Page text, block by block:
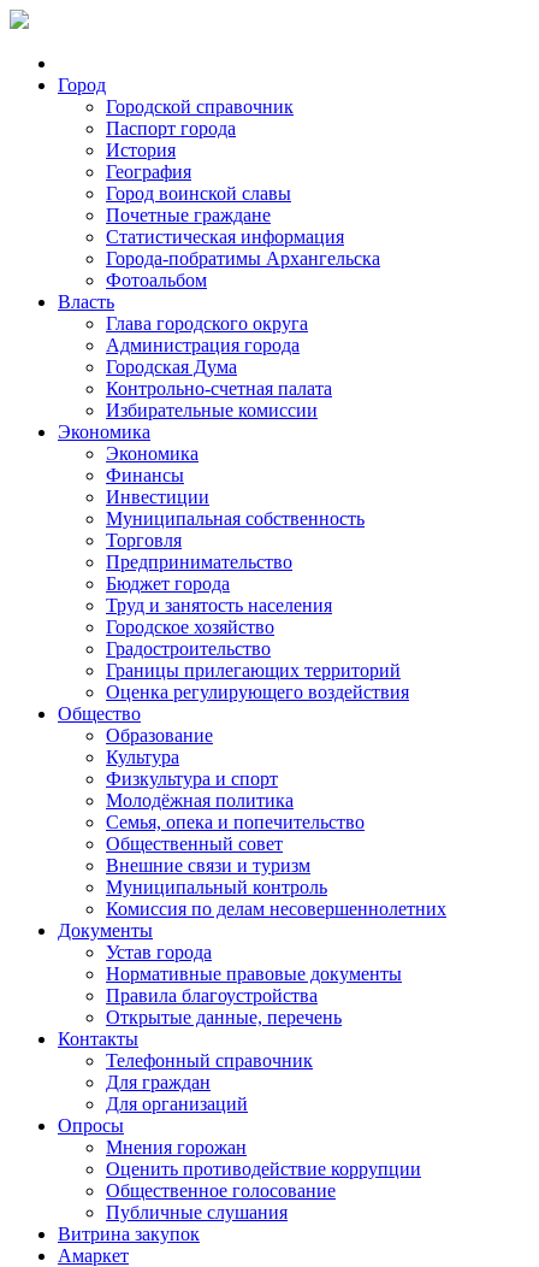
Город
Городской справочник
Паспорт города
История
География
Город воинской славы
Почетные граждане
Статистическая информация
Города-побратимы Архангельска
Фотоальбом
Власть
Глава городского округа
Администрация города
Городская Дума
Контрольно-счетная палата
Избирательные комиссии
Экономика
Экономика
Финансы
Инвестиции
Муниципальная собственность
Торговля
Предпринимательство
Бюджет города
Труд и занятость населения
Городское хозяйство
Градостроительство
Границы прилегающих территорий
Оценка регулирующего воздействия
Общество
Образование
Культура
Физкультура и спорт
Молодёжная политика
Семья, опека и попечительство
Общественный совет
Внешние связи и туризм
Муниципальный контроль
Комиссия по делам несовершеннолетних
Документы
Устав города
Нормативные правовые документы
Правила благоустройства
Открытые данные, перечень
Контакты
Телефонный справочник
Для граждан
Для организаций
Опросы
Мнения горожан
Оценить противодействие коррупции
Общественное голосование
Публичные слушания
Витрина закупок
Амаркет